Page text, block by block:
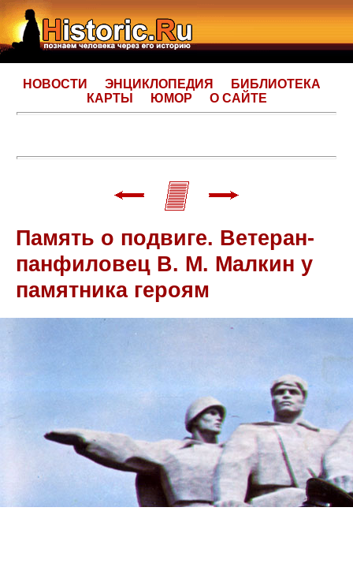
НОВОСТИ ЭНЦИКЛОПЕДИЯ
БИБЛИОТЕКА
КАРТЫ
ЮМОР О САЙТЕ
Память о подвиге. Ветеран-
панфиловец В. М. Малкин у
памятника героям